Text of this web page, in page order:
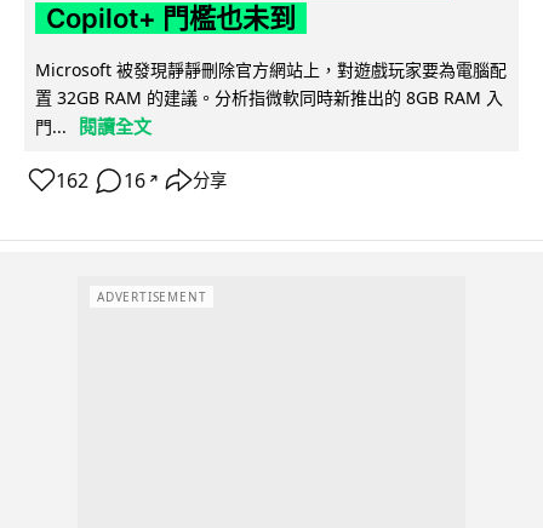
Copilot+ 門檻也未到
Microsoft 被發現靜靜刪除官方網站上，對遊戲玩家要為電腦配
置 32GB RAM 的建議。分析指微軟同時新推出的 8GB RAM 入
門...
閱讀全文
162 16 ↗ 分享
ADVERTISEMENT